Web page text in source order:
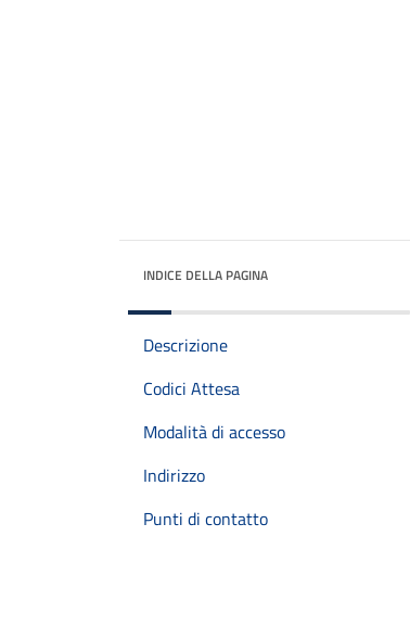
INDICE DELLA PAGINA
Descrizione
Codici Attesa
Modalità di accesso
Indirizzo
Punti di contatto